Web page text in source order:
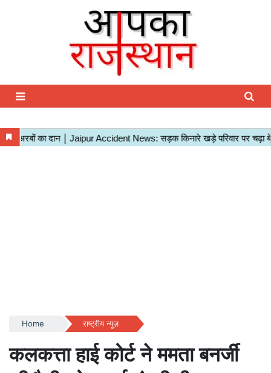
Home राष्ट्रीय न्यूज़
कलकत्ता हाई कोर्ट ने ममता बनर्जी